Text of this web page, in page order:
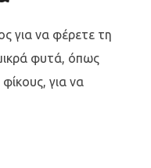
για να φέρετε τη
φυτά, όπως
για να